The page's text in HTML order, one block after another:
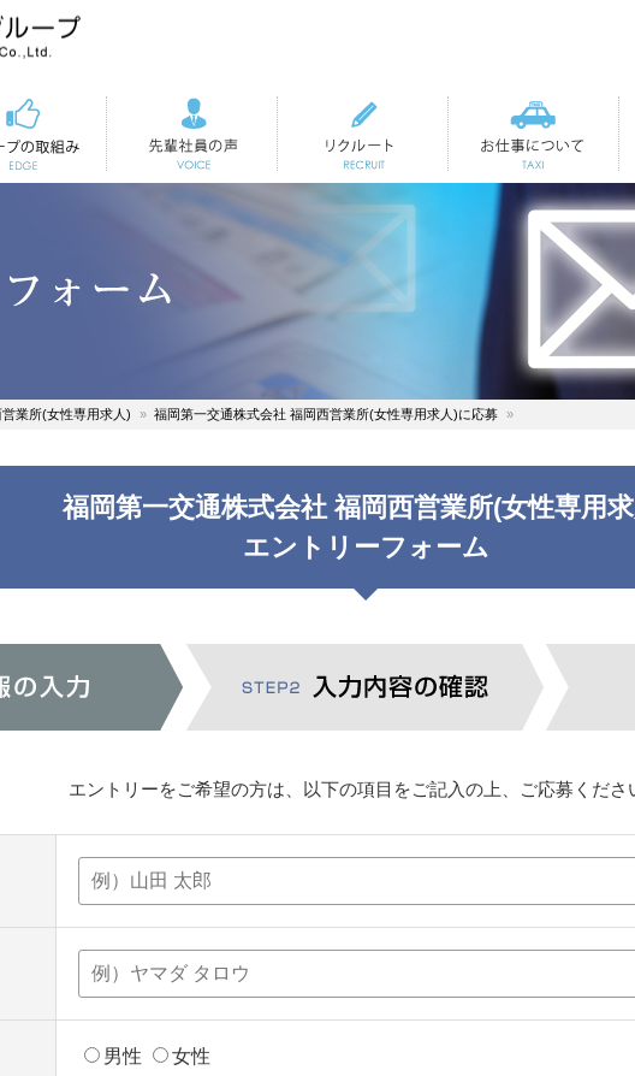
通の取組み 先輩社員の声 リクルート お仕事について
業所(女性専用求人) 福岡第一交通株式会社 福岡西営業所(女性専用求人)に応募
福岡第一交通株式会社 福岡西営業所(女性専用
エントリーフォーム
エントリーをご希望の方は、以下の項目をご記入の上、ご応募くださ
男性 女性